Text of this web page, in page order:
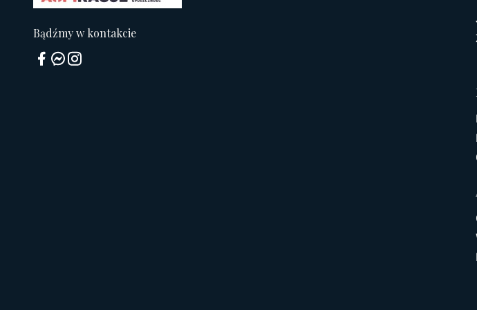
Bądźmy w kontakcie